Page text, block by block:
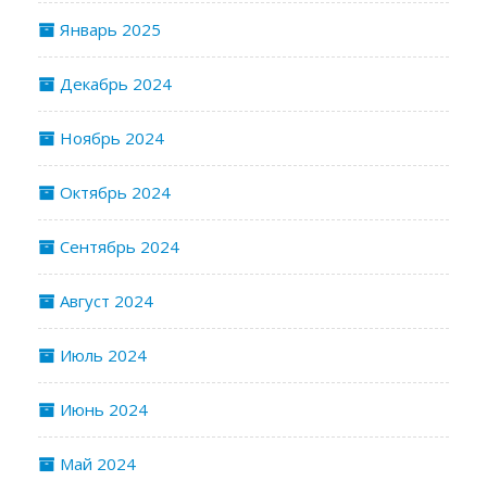
Январь 2025
Декабрь 2024
Ноябрь 2024
Октябрь 2024
Сентябрь 2024
Август 2024
Июль 2024
Июнь 2024
Май 2024